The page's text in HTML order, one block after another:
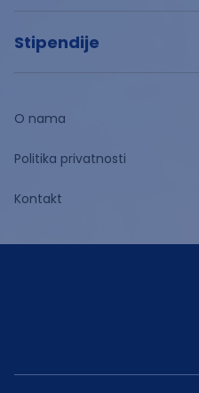
Stipendije
O nama
Politika privatnosti
Kontakt